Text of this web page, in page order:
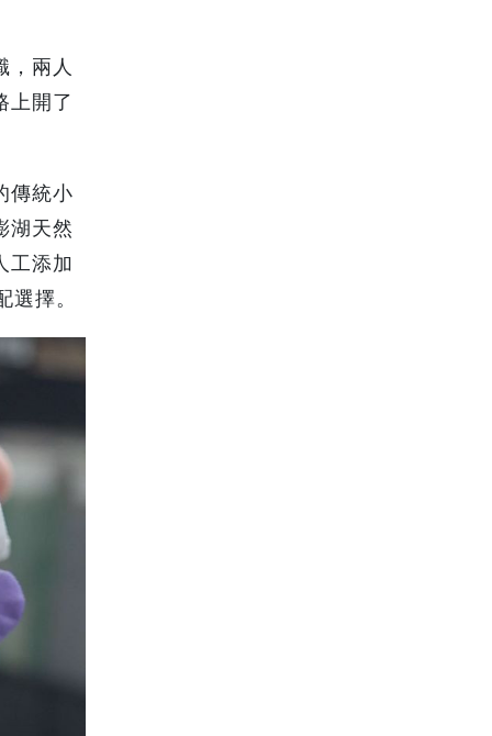
，兩人
上開了
傳統小
湖天然
工添加
擇。